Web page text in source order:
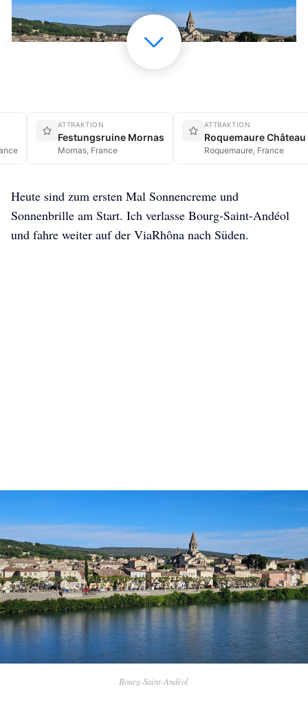
ATTRAKTION
Festungsruine Mornas
Mornas, France
ATTRAKTION
Roquemaure
Roquemaure, France
Heute sind zum ersten Mal Sonnencreme und
Sonnenbrille am Start. Ich verlasse Bourg-Saint-Andéol
und fahre weiter auf der ViaRhôna nach Süden.
Bourg-Saint-Andéol